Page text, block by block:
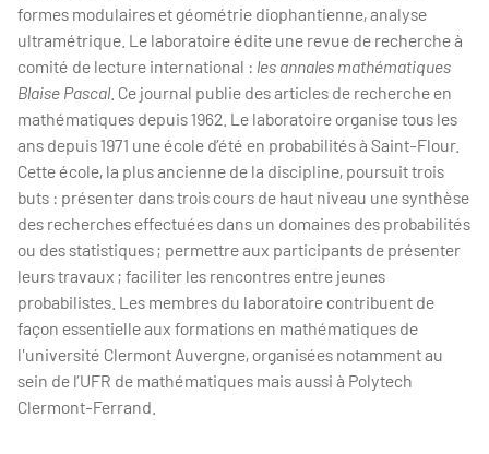
formes modulaires et géométrie diophantienne, analyse
ultramétrique. Le laboratoire édite une revue de recherche à
comité de lecture international : les annales mathématiques
Blaise Pascal. Ce journal publie des articles de recherche en
mathématiques depuis 1962. Le laboratoire organise tous les
ans depuis 1971 une école d’été en probabilités à Saint-Flour.
Cette école, la plus ancienne de la discipline, poursuit trois
buts : présenter dans trois cours de haut niveau une synthèse
des recherches effectuées dans un domaines des probabilités
ou des statistiques ; permettre aux participants de présenter
leurs travaux ; faciliter les rencontres entre jeunes
probabilistes. Les membres du laboratoire contribuent de
façon essentielle aux formations en mathématiques de
l'université Clermont Auvergne, organisées notamment au
sein de l’UFR de mathématiques mais aussi à Polytech
Clermont-Ferrand.